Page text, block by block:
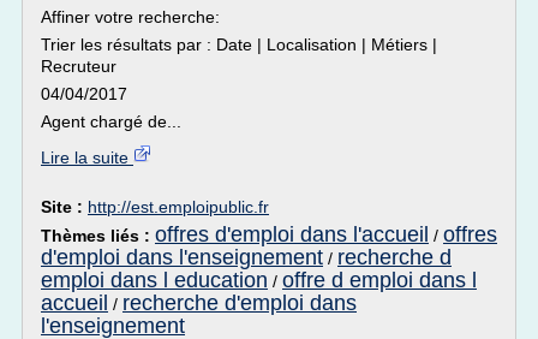
Affiner votre recherche:
Trier les résultats par : Date | Localisation | Métiers |
Recruteur
04/04/2017
Agent chargé de...
Lire la suite
Site : http://est.emploipublic.fr
Thèmes liés : offres d'emploi dans l'accueil / offres
d'emploi dans l'enseignement / recherche d
emploi dans l education / offre d emploi dans l
accueil / recherche d'emploi dans
l'enseignement